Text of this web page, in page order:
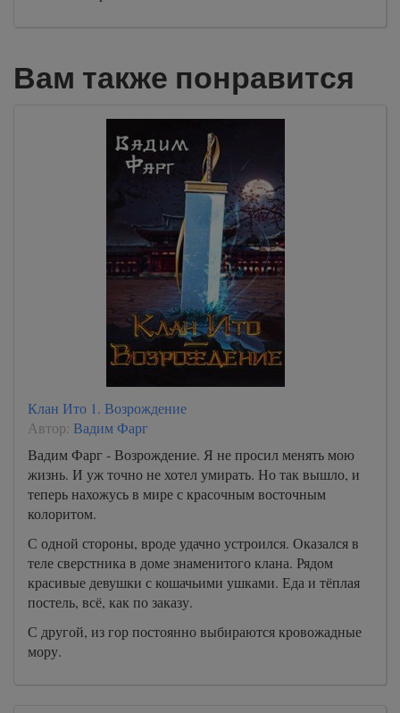
Вам также понравится
Клан Ито 1. Возрождение
Автор: Вадим Фарг
Вадим Фарг - Возрождение. Я не просил менять мою
жизнь. И уж точно не хотел умирать. Но так вышло, и
теперь нахожусь в мире с красочным восточным
колоритом.
С одной стороны, вроде удачно устроился. Оказался в
теле сверстника в доме знаменитого клана. Рядом
красивые девушки с кошачьими ушками. Еда и тёплая
постель, всё, как по заказу.
С другой, из гор постоянно выбираются кровожадные
мору.